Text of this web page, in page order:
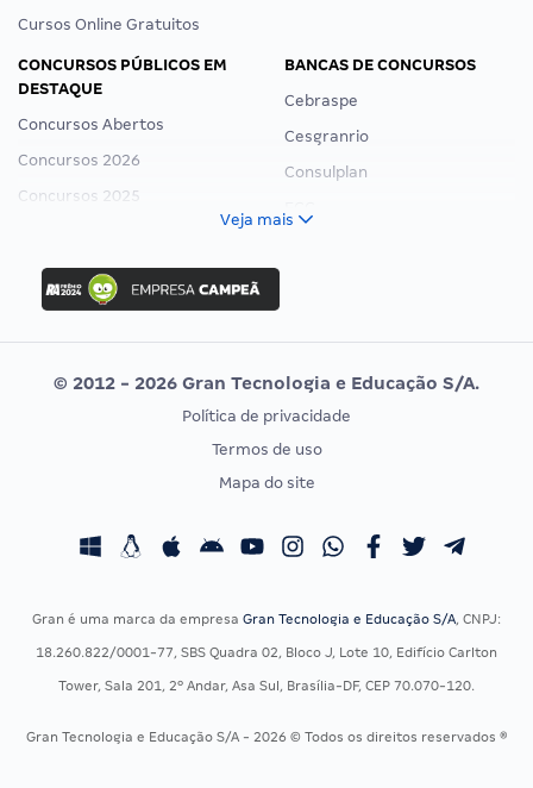
Cursos Online Gratuitos
CONCURSOS PÚBLICOS EM
DESTAQUE
Concursos Abertos
Concursos 2026
Concursos 2025
Concurso Ibama
Concurso MPU
Editais publicados
BANCAS DE CONCURSOS
Cebraspe
Cesgranrio
Consulplan
Vunesp
CONCURSOS POR PROFISSÃO
Concursos Fiscais
Concursos Saúde
Residência Multiprofissional
EXAME DE ORDEM
Calendário OAB
Veja mais
© 2012 - 2026 Gran Tecnologia e Educação S/A.
Política de privacidade
Termos de uso
Mapa do site
Gran é uma marca da empresa Gran Tecnologia e Educação S/A, CNPJ:
18.260.822/0001-77, SBS Quadra 02, Bloco J, Lote 10, Edifício Carlton
Tower, Sala 201, 2º Andar, Asa Sul, Brasília-DF, CEP 70.070-120.
Gran Tecnologia e Educação S/A - 2026 © Todos os direitos reservados ®